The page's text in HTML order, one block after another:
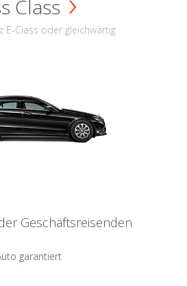
Class
E-Class oder gleichwärtig
Geschäftsreisenden
garantiert